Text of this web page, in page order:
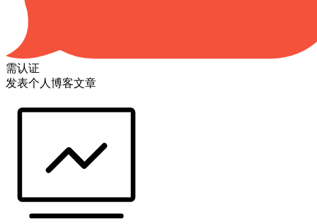
需认证
发表个人博客文章